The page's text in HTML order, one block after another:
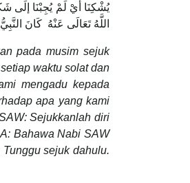
يُشْكِنَا أَيْ لَمْ يُجِبْنَا إلَى
اللَّهُ تَعَالَى عَنْهُ كَانَ
pada musim sejuk
waktu solat dan
mengadu kepada
apa yang kami
Sejukkanlah diri
Bahawa Nabi SAW
sejuk dahulu.